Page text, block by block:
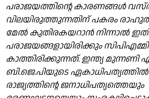
പരാജയത്തിൻ്റെ കാരണങ്ങൾ
വിലയിരുത്തുന്നതിന് പകരം രാഹുൽ
മേൽ കുതിരകയറാൻ നിന്നാൽ
പരാജയങ്ങളായിരിക്കും
കാത്തിരിക്കുന്നത്. ഇന്ത്യ മുന്നണി
ബി.ജെ.പിയുടെ ഏകാധിപത്യത്തിൽ
രാജ്യത്തിന്റെ ജനാധിപത്യത്തെയും